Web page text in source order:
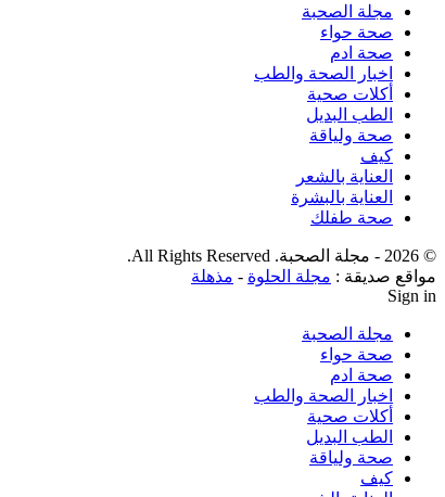
مجلة الصحبة
صحة حواء
صحة ادم
اخبار الصحة والطب
أكلات صحية
الطب البديل
صحة ولياقة
كيف
العناية بالشعر
العناية بالبشرة
صحة طفلك
© 2026 - مجلة الصحبة. All Rights Reserved.
مواقع صديقة : مجلة الحلوة - مذهلة
Sign in
مجلة الصحبة
صحة حواء
صحة ادم
اخبار الصحة والطب
أكلات صحية
الطب البديل
صحة ولياقة
كيف